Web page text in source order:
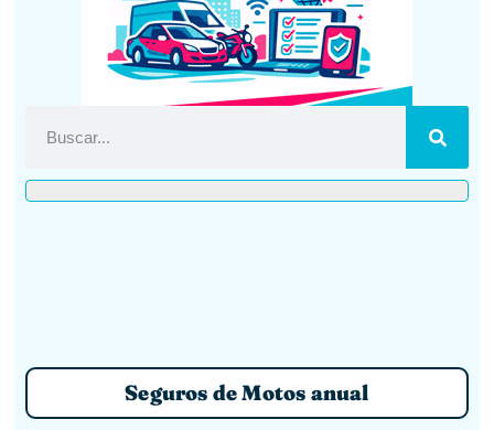
Seguros de Motos anual